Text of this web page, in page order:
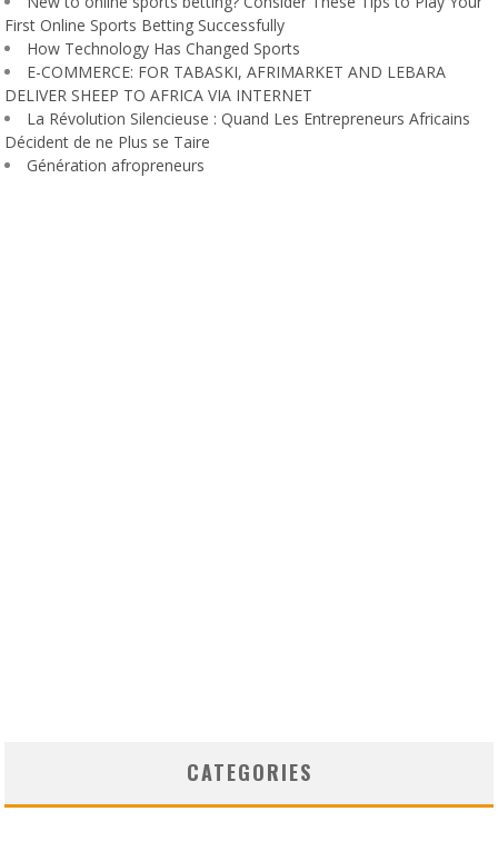
First Online Sports Betting Successfully
How Technology Has Changed Sports
E-COMMERCE: FOR TABASKI, AFRIMARKET AND LEBARA
DELIVER SHEEP TO AFRICA VIA INTERNET
La Révolution Silencieuse : Quand Les Entrepreneurs Africains
Décident de ne Plus se Taire
Génération afropreneurs
CATEGORIES